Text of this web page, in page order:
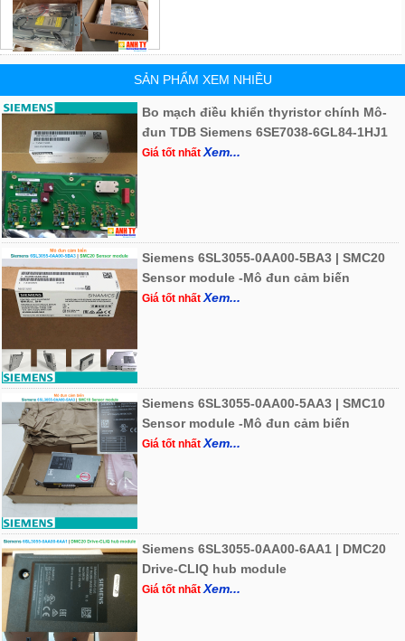
SẢN PHẨM XEM NHIỀU
Bo mạch điều khiển thyristor chính Mô-
đun TDB Siemens 6SE7038-6GL84-1HJ1
Giá tốt nhấtXem...
Siemens 6SL3055-0AA00-5BA3 | SMC20
Sensor module -Mô đun cảm biến
Giá tốt nhấtXem...
Siemens 6SL3055-0AA00-5AA3 | SMC10
Sensor module -Mô đun cảm biến
Giá tốt nhấtXem...
Siemens 6SL3055-0AA00-6AA1 | DMC20
Drive-CLIQ hub module
Giá tốt nhấtXem...